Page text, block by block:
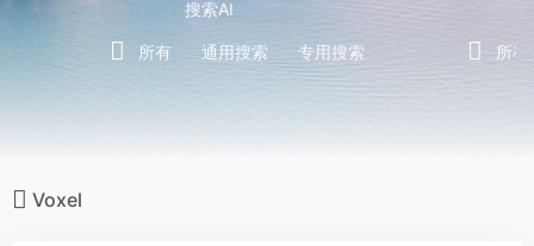
搜索AI
所有 通用搜索 专用搜索 所有
Voxel